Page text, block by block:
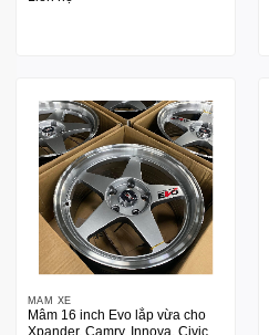
MÂM XE
Mâm 16 inch Evo lắp vừa cho